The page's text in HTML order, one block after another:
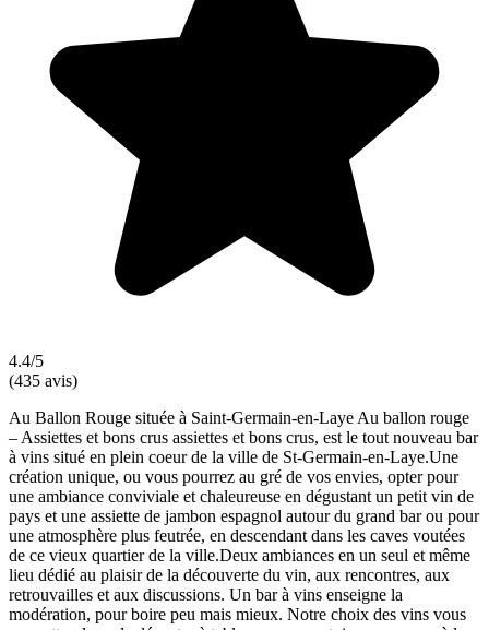
4.4/5
(435 avis)
Au Ballon Rouge située à Saint-Germain-en-Laye Au ballon rouge
– Assiettes et bons crus assiettes et bons crus, est le tout nouveau bar
à vins situé en plein coeur de la ville de St-Germain-en-Laye.Une
création unique, ou vous pourrez au gré de vos envies, opter pour
une ambiance conviviale et chaleureuse en dégustant un petit vin de
pays et une assiette de jambon espagnol autour du grand bar ou pour
une atmosphère plus feutrée, en descendant dans les caves voutées
de ce vieux quartier de la ville.Deux ambiances en un seul et même
lieu dédié au plaisir de la découverte du vin, aux rencontres, aux
retrouvailles et aux discussions. Un bar à vins enseigne la
modération, pour boire peu mais mieux. Notre choix des vins vous